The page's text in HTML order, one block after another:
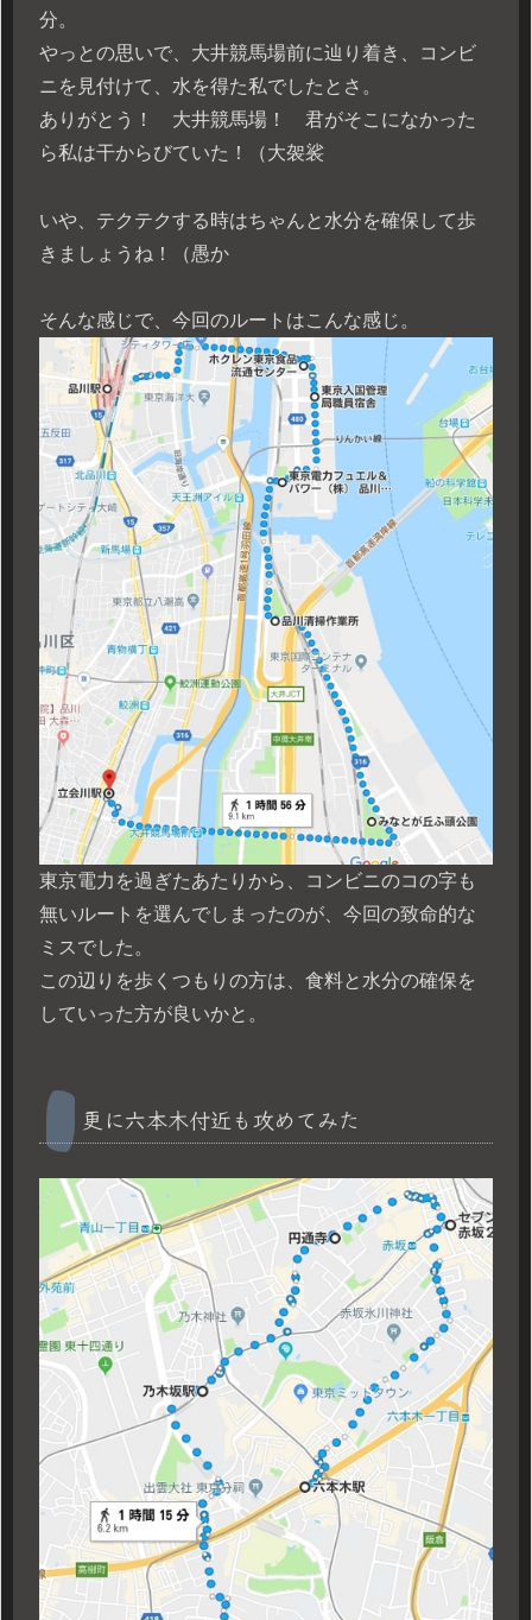
分。
やっとの思いで、大井競馬場前に辿り着き、コンビ
ニを見付けて、水を得た私でしたとさ。
ありがとう！ 大井競馬場！ 君がそこになかった
ら私は干からびていた！（大袈裟
いや、テクテクする時はちゃんと水分を確保して歩
きましょうね！（愚か
そんな感じで、今回のルートはこんな感じ。
東京電力を過ぎたあたりから、コンビニのコの字も
無いルートを選んでしまったのが、今回の致命的な
ミスでした。
この辺りを歩くつもりの方は、食料と水分の確保を
していった方が良いかと。
更に六本木付近も攻めてみた